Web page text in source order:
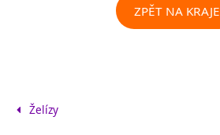
ZPĚT NA KRAJE
Želízy